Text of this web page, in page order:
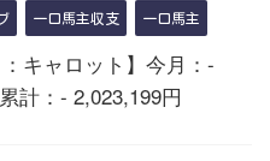
一口馬主収支 一口馬主
：キャロット】今月：-
計：- 2,023,199円